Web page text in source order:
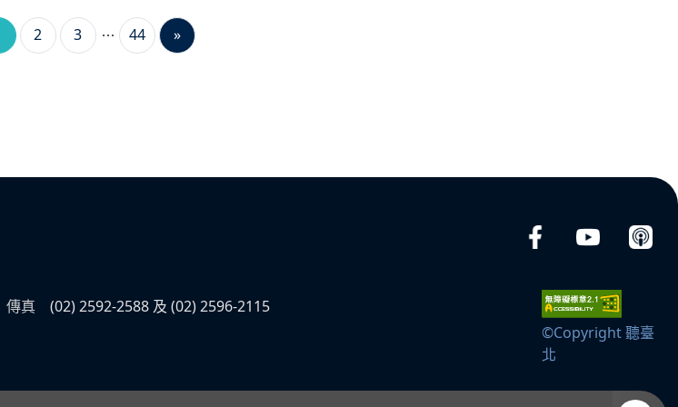
2 3 44 »
傳真
(02) 2592-2588 及 (02) 2596-2115
©Copyright 聽臺
北